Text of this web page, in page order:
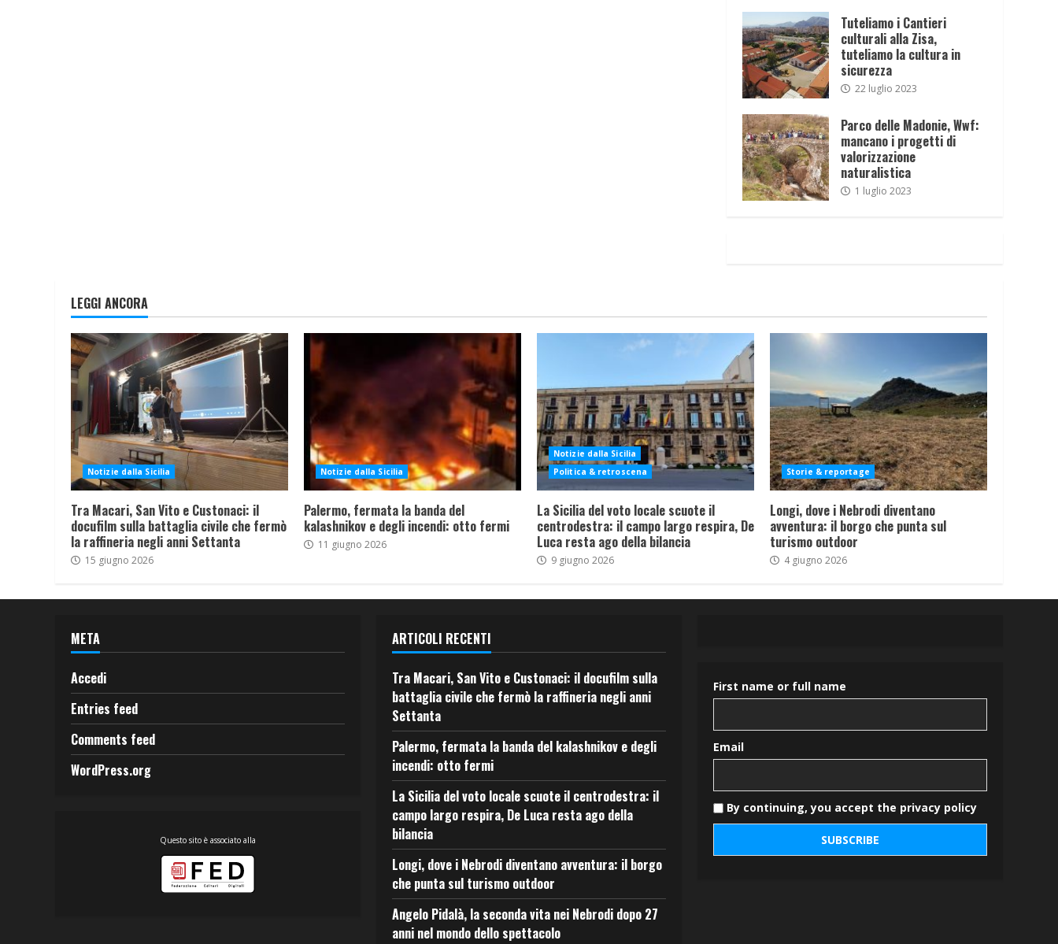
Tuteliamo i Cantieri
culturali alla Zisa,
tuteliamo la cultura in
sicurezza
22 luglio 2023
Parco delle Madonie, Wwf:
mancano i progetti di
valorizzazione
naturalistica
1 luglio 2023
LEGGI ANCORA
Notizie dalla Sicilia
Tra Macari, San Vito e Custonaci: il
docufilm sulla battaglia civile che fermò
la raffineria negli anni Settanta
15 giugno 2026
Notizie dalla Sicilia
Palermo, fermata la banda del
kalashnikov e degli incendi: otto fermi
11 giugno 2026
Notizie dalla Sicilia
Politica & retroscena
La Sicilia del voto locale scuote il
centrodestra: il campo largo respira, De
Luca resta ago della bilancia
9 giugno 2026
Storie & reportage
Longi, dove i Nebrodi diventano
avventura: il borgo che punta sul
turismo outdoor
4 giugno 2026
META
Accedi
Entries feed
Comments feed
WordPress.org
Questo sito è associato alla
ARTICOLI RECENTI
Tra Macari, San Vito e Custonaci: il docufilm sulla
battaglia civile che fermò la raffineria negli anni
Settanta
Palermo, fermata la banda del kalashnikov e degli
incendi: otto fermi
La Sicilia del voto locale scuote il centrodestra: il
campo largo respira, De Luca resta ago della
bilancia
Longi, dove i Nebrodi diventano avventura: il borgo
che punta sul turismo outdoor
Angelo Pidalà, la seconda vita nei Nebrodi dopo 27
anni nel mondo dello spettacolo
First name or full name
Email
By continuing, you accept the privacy policy